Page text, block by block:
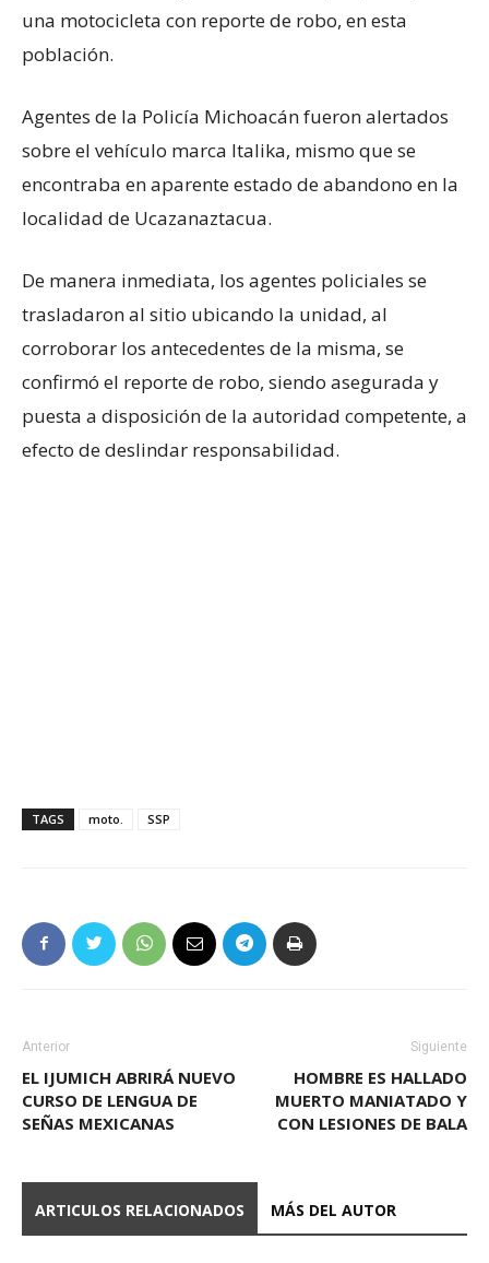
una motocicleta con reporte de robo, en esta
población.
Agentes de la Policía Michoacán fueron alertados
sobre el vehículo marca Italika, mismo que se
encontraba en aparente estado de abandono en la
localidad de Ucazanaztacua.
De manera inmediata, los agentes policiales se
trasladaron al sitio ubicando la unidad, al
corroborar los antecedentes de la misma, se
confirmó el reporte de robo, siendo asegurada y
puesta a disposición de la autoridad competente, a
efecto de deslindar responsabilidad.
TAGS moto. SSP
Anterior
EL IJUMICH ABRIRÁ NUEVO
CURSO DE LENGUA DE
SEÑAS MEXICANAS
Siguiente
HOMBRE ES HALLADO
MUERTO MANIATADO Y
CON LESIONES DE BALA
ARTICULOS RELACIONADOS MÁS DEL AUTOR